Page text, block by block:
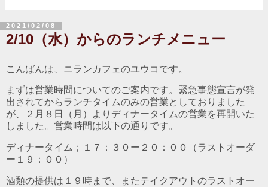
2021/02/08
2/10（水）からのランチメニュー
こんばんは、ニランカフェのユウコです。
まずは営業時間についてのご案内です。緊急事態宣言が発
出されてからランチタイムのみの営業としておりました
が、２月８日（月）よりディナータイムの営業を再開いた
しました。営業時間は以下の通りです。
ディナータイム；１７：３０ー２０：００（ラストオーダ
ー１９：００）
酒類の提供は１９時まで、またテイクアウトのラストオー